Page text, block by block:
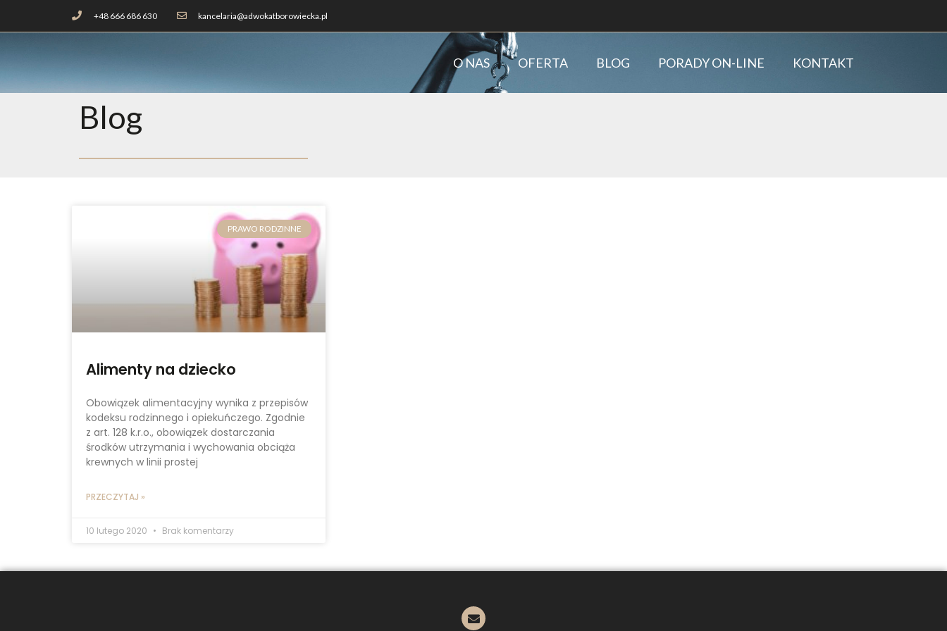
+48 666 686 630 kancelaria@adwokatborowiecka.pl
O NAS OFERTA BLOG PORADY ON-LINE KONTAKT
Blog
PRAWO RODZINNE
Alimenty na dziecko
Obowiązek alimentacyjny wynika z przepisów
kodeksu rodzinnego i opiekuńczego. Zgodnie
z art. 128 k.r.o., obowiązek dostarczania
środków utrzymania i wychowania obciąża
krewnych w linii prostej
PRZECZYTAJ »
10 lutego 2020 Brak komentarzy